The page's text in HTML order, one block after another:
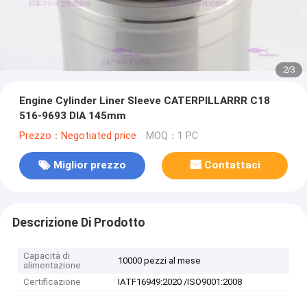
2/3
Engine Cylinder Liner Sleeve CATERPILLARRR C18
516-9693 DIA 145mm
Prezzo：Negotiated price MOQ：1 PC
Miglior prezzo Contattaci
Descrizione Di Prodotto
Capacità di
alimentazione
10000 pezzi al mese
Certificazione
IATF16949:2020 /ISO9001:2008